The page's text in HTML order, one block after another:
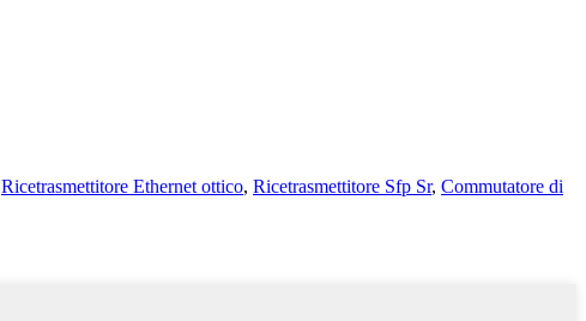
Ricetrasmettitore Ethernet ottico, Ricetrasmettitore Sfp Sr, Commutatore di